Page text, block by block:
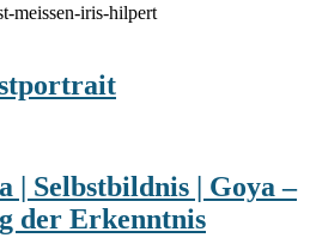
| Selbstbildnis | Goya –
der Erkenntnis